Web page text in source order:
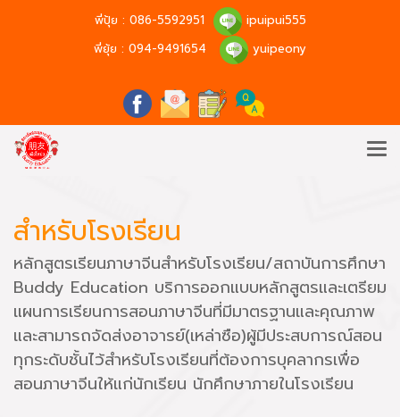
พี่ปุ้ย : 086-5592951
ipuipui555
พี่ยุ้ย : 094-9491654 yuipeony
สำหรับโรงเรียน
หลักสูตรเรียนภาษาจีนสำหรับโรงเรียน/สถาบันการศึกษา
Buddy Education บริการออกแบบหลักสูตรและเตรียม
แผนการเรียนการสอนภาษาจีนที่มีมาตรฐานและคุณภาพ
และสามารถจัดส่งอาจารย์(เหล่าซือ)ผู้มีประสบการณ์สอน
ทุกระดับชั้นไว้สำหรับโรงเรียนที่ต้องการบุคลากรเพื่อ
สอนภาษาจีนให้แก่นักเรียน นักศึกษาภายในโรงเรียน